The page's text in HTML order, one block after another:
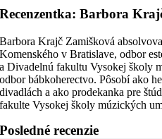
Recenzentka: Barbora
Barbora Krajč Zamišková
Komenského v Bratislave, odbor
a Divadelnú fakultu Vysokej školy
odbor bábkoherectvo. Pôsobí ako
divadlách a ako prodekanka pre
fakulte Vysokej školy múzických
Posledné recenzie